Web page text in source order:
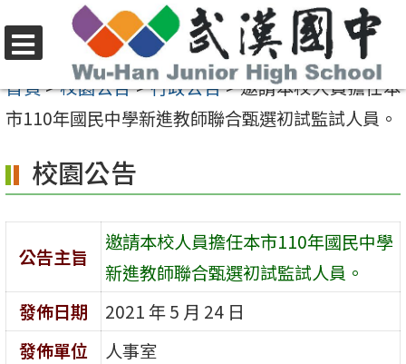
至
要
容
區
選
單
首頁>校園公告>行政公告>邀請本校人員擔任本
市110年國民中學新進教師聯合甄選初試監試人員。
校園公告
公告主旨
邀請本校人員擔任本市110年國民中學
新進教師聯合甄選初試監試人員。
發佈日期
2021 年 5 月 24 日
發佈單位
人事室